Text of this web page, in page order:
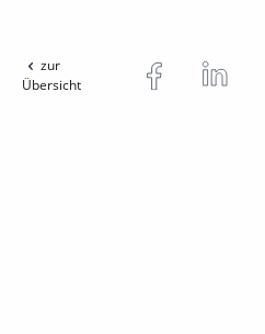
zur
Übersicht